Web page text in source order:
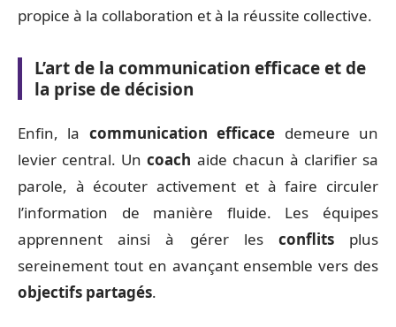
propice à la collaboration et à la réussite collective.
L’art de la communication efficace et de
la prise de décision
Enfin, la communication efficace demeure un
levier central. Uncoach aide chacun à clarifier sa
parole, à écouter activement et à faire circuler
l’information de manière fluide. Les équipes
apprennent ainsi à gérer les conflitsplus
sereinement tout en avançant ensemble vers des
objectifs partagés.